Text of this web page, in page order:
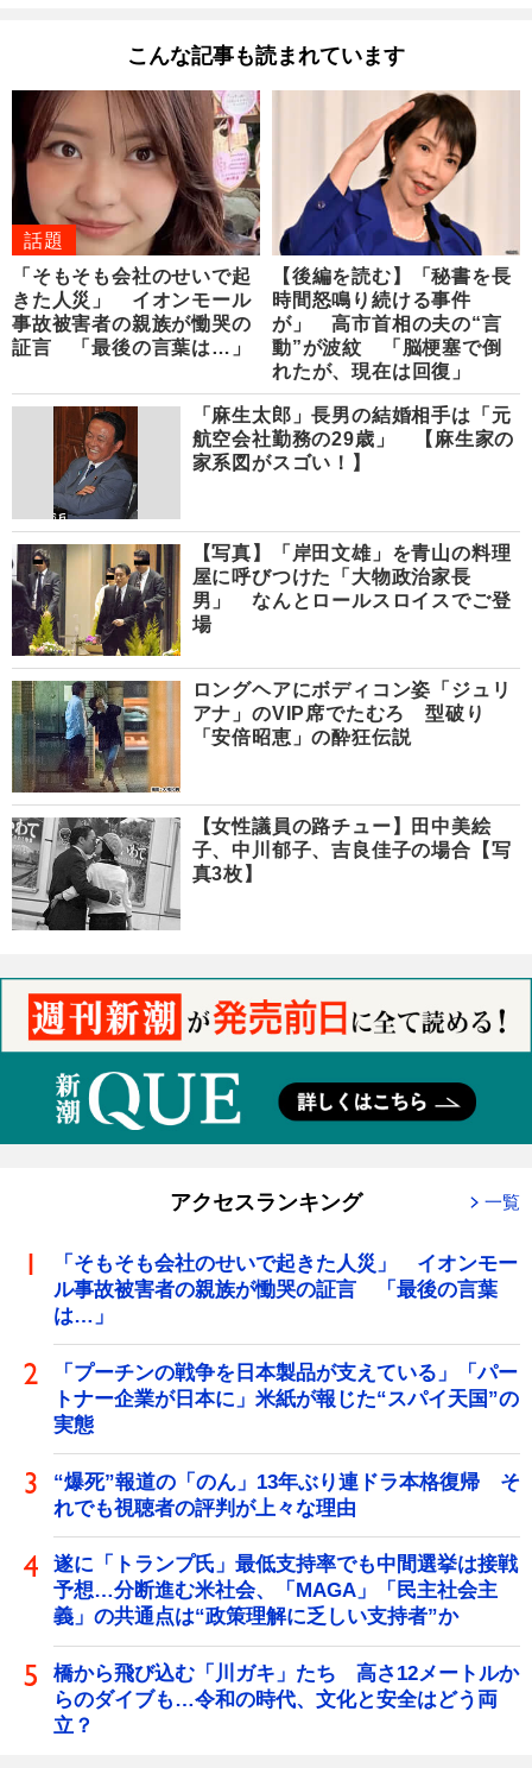
こんな記事も読まれています
話題
「そもそも会社のせいで起
きた人災」 イオンモール
事故被害者の親族が慟哭の
証言 「最後の言葉は…」
【後編を読む】「秘書を長
時間怒鳴り続ける事件
が」 高市首相の夫の“言
動”が波紋 「脳梗塞で倒
れたが、現在は回復」
「麻生太郎」長男の結婚相手は「元
航空会社勤務の29歳」 【麻生家の
家系図がスゴい！】
【写真】「岸田文雄」を青山の料理
屋に呼びつけた「大物政治家長
男」 なんとロールスロイスでご登
場
ロングヘアにボディコン姿「ジュリ
アナ」のVIP席でたむろ 型破り
「安倍昭恵」の酔狂伝説
【女性議員の路チュー】田中美絵
子、中川郁子、吉良佳子の場合【写
真3枚】
アクセスランキング 一覧
「そもそも会社のせいで起きた人災」 イオンモー
ル事故被害者の親族が慟哭の証言 「最後の言葉
は…」
「プーチンの戦争を日本製品が支えている」「パー
トナー企業が日本に」米紙が報じた“スパイ天国”の
実態
“爆死”報道の「のん」13年ぶり連ドラ本格復帰 そ
れでも視聴者の評判が上々な理由
遂に「トランプ氏」最低支持率でも中間選挙は接戦
予想…分断進む米社会、「MAGA」「民主社会主
義」の共通点は“政策理解に乏しい支持者”か
橋から飛び込む「川ガキ」たち 高さ12メートルか
らのダイブも…令和の時代、文化と安全はどう両
立？